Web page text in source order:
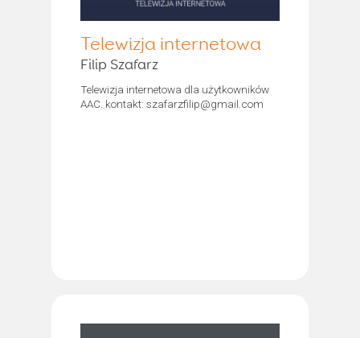
Telewizja internetowa
Filip Szafarz
Telewizja internetowa dla użytkowników
AAC. kontakt: szafarzfilip@gmail.com